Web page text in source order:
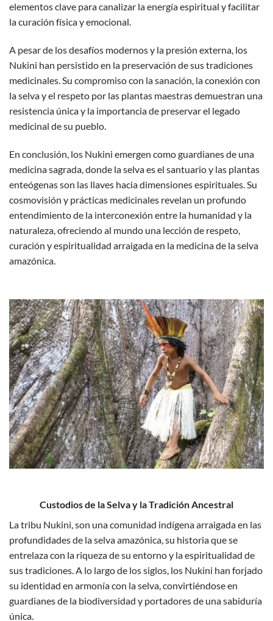
elementos clave para canalizar la energía espiritual y facilitar
la curación física y emocional.
A pesar de los desafíos modernos y la presión externa, los
Nukini han persistido en la preservación de sus tradiciones
medicinales. Su compromiso con la sanación, la conexión con
la selva y el respeto por las plantas maestras demuestran una
resistencia única y la importancia de preservar el legado
medicinal de su pueblo.
En conclusión, los Nukini emergen como guardianes de una
medicina sagrada, donde la selva es el santuario y las plantas
enteógenas son las llaves hacia dimensiones espirituales. Su
cosmovisión y prácticas medicinales revelan un profundo
entendimiento de la interconexión entre la humanidad y la
naturaleza, ofreciendo al mundo una lección de respeto,
curación y espiritualidad arraigada en la medicina de la selva
amazónica.
Custodios de la Selva y la Tradición Ancestral
La tribu Nukini, son una comunidad indígena arraigada en las
profundidades de la selva amazónica, su historia que se
entrelaza con la riqueza de su entorno y la espiritualidad de
sus tradiciones. A lo largo de los siglos, los Nukini han forjado
su identidad en armonía con la selva, convirtiéndose en
guardianes de la biodiversidad y portadores de una sabiduría
única.